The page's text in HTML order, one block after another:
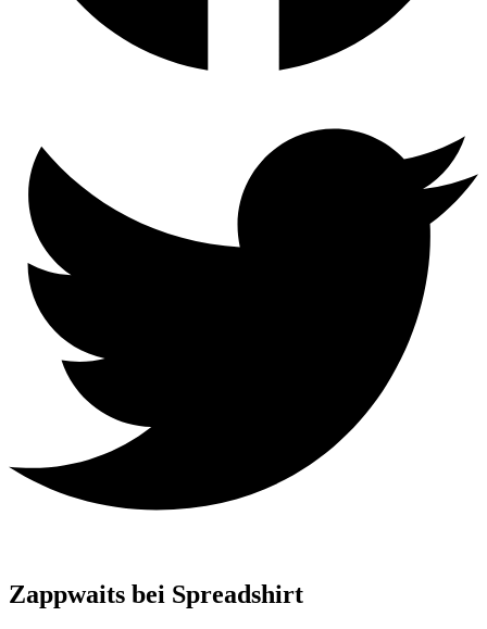
Zappwaits bei Spreadshirt